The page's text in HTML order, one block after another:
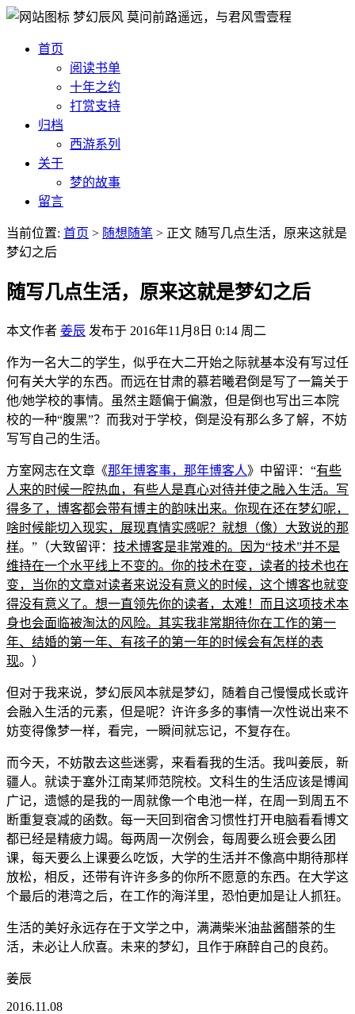
梦幻辰风 莫问前路遥远，与君风雪壹程
首页
阅读书单
十年之约
打赏支持
归档
西游系列
关于
梦的故事
留言
当前位置: 首页 > 随想随笔 > 正文 随写几点生活，原来这就是
梦幻之后
随写几点生活，原来这就是梦幻之后
本文作者 姜辰 发布于 2016年11月8日 0:14 周二
作为一名大二的学生，似乎在大二开始之际就基本没有写过任
何有关大学的东西。而远在甘肃的慕若曦君倒是写了一篇关于
他/她学校的事情。虽然主题偏于偏激，但是倒也写出三本院
校的一种“腹黑”？而我对于学校，倒是没有那么多了解，不妨
写写自己的生活。
方室网志在文章《那年博客事，那年博客人》中留评：“有些
人来的时候一腔热血，有些人是真心对待并使之融入生活。写
得多了，博客都会带有博主的韵味出来。你现在还在梦幻呢，
啥时候能切入现实，展现真情实感呢？就想（像）大致说的那
样。”（大致留评： 技术博客是非常难的。因为“技术”并不是
维持在一个水平线上不变的。你的技术在变，读者的技术也在
变，当你的文章对读者来说没有意义的时候，这个博客也就变
得没有意义了。想一直领先你的读者，太难！而且这项技术本
身也会面临被淘汰的风险。其实我非常期待你在工作的第一
年、结婚的第一年、有孩子的第一年的时候会有怎样的表
现。）
但对于我来说，梦幻辰风本就是梦幻，随着自己慢慢成长或许
会融入生活的元素，但是呢？许许多多的事情一次性说出来不
妨变得像梦一样，看完，一瞬间就忘记，不复存在。
而今天，不妨散去这些迷雾，来看看我的生活。我叫姜辰，新
疆人。就读于塞外江南某师范院校。文科生的生活应该是博闻
广记，遗憾的是我的一周就像一个电池一样，在周一到周五不
断重复衰减的函数。每一天回到宿舍习惯性打开电脑看看博文
都已经是精疲力竭。每两周一次例会，每周要么班会要么团
课，每天要么上课要么吃饭，大学的生活并不像高中期待那样
放松，相反，还带有许许多多的你所不愿意的东西。在大学这
个最后的港湾之后，在工作的海洋里，恐怕更加是让人抓狂。
生活的美好永远存在于文学之中，满满柴米油盐酱醋茶的生
活，未必让人欣喜。未来的梦幻，且作于麻醉自己的良药。
姜辰
2016.11.08